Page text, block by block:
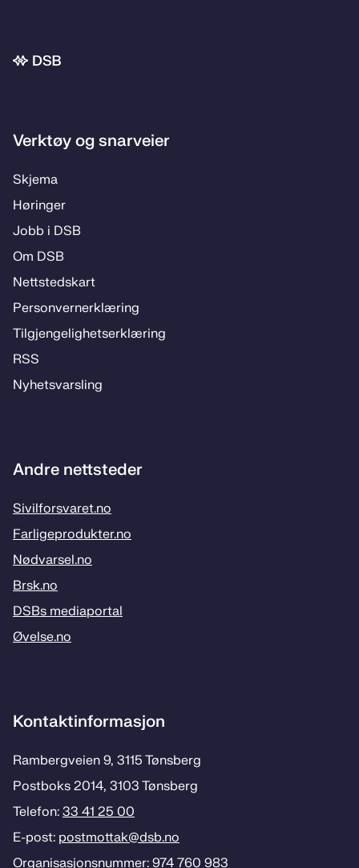
Bunnområde
Verktøy og snarveier
Skje­­ma
Hø­rin­­ger
Jobb i DSB
Om DSB
Nett­steds­­kart
Per­­son­ver­n­er­klæ­­ring
Til­­­gjen­­ge­­lig­hets­­er­klæ­­ring
RSS
Ny­hets­­vars­­ling
Andre nettsteder
Sivilforsvaret.no
Farligeprodukter.no
Nødvarsel.no
Brsk.no
DSBs mediaportal
Øvelse.no
Kontaktinformasjon
Rambergveien 9, 3115 Tønsberg
Postboks 2014, 3103 Tønsberg
Telefon: 33 41 25 00
E-post: postmottak­@dsb.no
Organisasjonsnummer: 974 760 983